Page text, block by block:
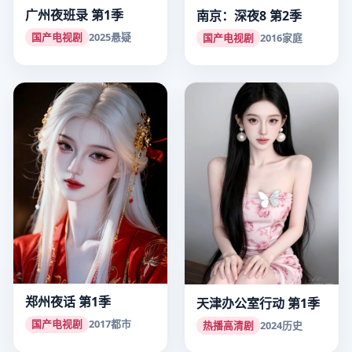
广州夜班录 第1季
国产电视剧 2025悬疑
南京：深夜8 第2季
国产电视剧 2016家庭
郑州夜话 第1季
国产电视剧 2017都市
天津办公室行动 第1季
热播高清剧 2024历史